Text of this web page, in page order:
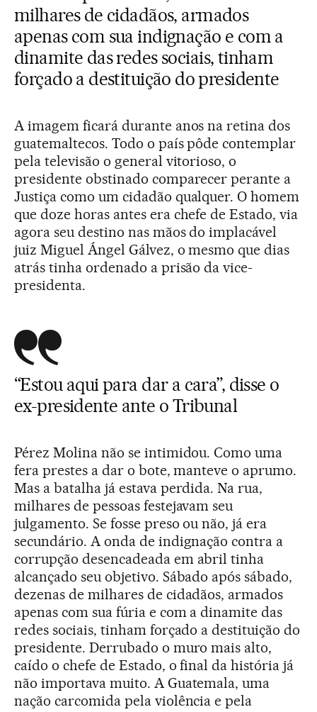
milhares de cidadãos, armados
apenas com sua indignação e com a
dinamite das redes sociais, tinham
forçado a destituição do presidente
A imagem ficará durante anos na retina dos
guatemaltecos. Todo o país pôde contemplar
pela televisão o general vitorioso, o
presidente obstinado comparecer perante a
Justiça como um cidadão qualquer. O homem
que doze horas antes era chefe de Estado, via
agora seu destino nas mãos do implacável
juiz Miguel Ángel Gálvez, o mesmo que dias
atrás tinha ordenado a prisão da vice-
presidenta.
“Estou aqui para dar a cara”, disse o
ex-presidente ante o Tribunal
Pérez Molina não se intimidou. Como uma
fera prestes a dar o bote, manteve o aprumo.
Mas a batalha já estava perdida. Na rua,
milhares de pessoas festejavam seu
julgamento. Se fosse preso ou não, já era
secundário. A onda de indignação contra a
corrupção desencadeada em abril tinha
alcançado seu objetivo. Sábado após sábado,
dezenas de milhares de cidadãos, armados
apenas com sua fúria e com a dinamite das
redes sociais, tinham forçado a destituição do
presidente. Derrubado o muro mais alto,
caído o chefe de Estado, o final da história já
não importava muito. A Guatemala, uma
nação carcomida pela violência e pela